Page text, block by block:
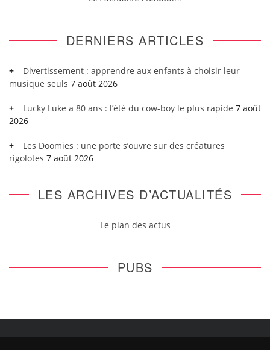
DERNIERS ARTICLES
Divertissement : apprendre aux enfants à choisir leur
musique seuls 7 août 2026
Lucky Luke a 80 ans : l’été du cow-boy le plus rapide 7 août
2026
Les Doomies : une porte s’ouvre sur des créatures
rigolotes 7 août 2026
LES ARCHIVES D’ACTUALITÉS
Le plan des actus
PUBS